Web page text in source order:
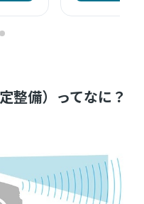
整備）ってなに？